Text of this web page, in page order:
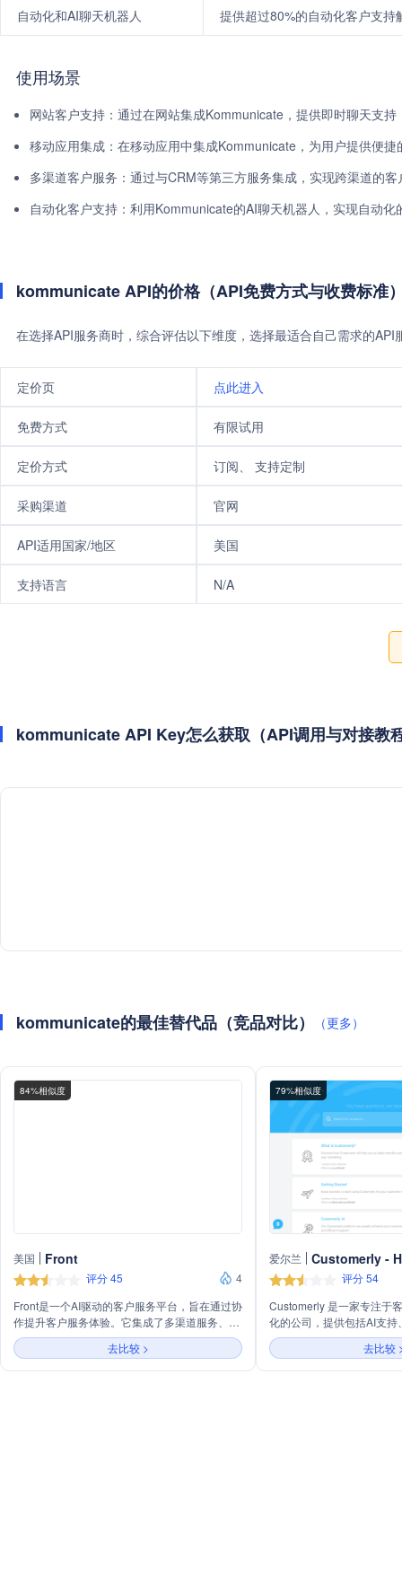
自动化和AI聊天机器人 提供超过80%的自动化客户支
使用场景
网站客户支持：通过在网站集成Kommunicate，提供即时聊天支
移动应用集成：在移动应用中集成Kommunicate，为用户提供便捷
多渠道客户服务：通过与CRM等第三方服务集成，实现跨渠道的
自动化客户支持：利用Kommunicate的AI聊天机器人，实现自动
kommunicate API的价格（API免费方式与收费标准
在选择API服务商时，综合评估以下维度，选择最适合自己需求的
定价页 点此进入
免费方式 有限试用
定价方式 订阅、 支持定制
采购渠道 官网
API适用国家/地区 美国
支持语言 N/A
kommunicate API Key怎么获取（API调用与对接教
kommunicate的最佳替代品（竞品对比） （更多）
84%相似度
美国 Front
评分 45
4
Front是一个AI驱动的客户服务平台，旨在通过协
作提升客户服务体验。它集成了多渠道服务、团
队合作、AI智能和自动化工作流程，帮助企业提
高响应速度和客户满意度，从而建立长期的客户
关系。
去比较 >
79%相似度
爱尔兰 Customerly -
评分 54
Customerly 是一家专注于
化的公司，提供包括AI支
销、客户反馈收集等在内
API、移动SDK和各种工具
助企业提升客户服务体验和
去比较